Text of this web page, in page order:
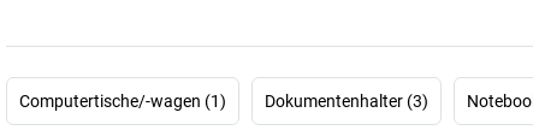
zählt: Ihre Leistung. Die Schreibtischbefreier sorgen für Übersicht und
Computertische/-wagen (1) Dokumentenhalter (3)